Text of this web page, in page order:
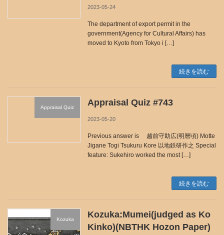
2023-05-24
The department of export permit in the
government(Agency for Cultural Affairs) has
moved to Kyoto from Tokyo i […]
続きを読む
Appraisal Quiz Appraisal Quiz #743
2023-05-20
Previous answer is 越前守助広(明暦頃) Motte
Jigane Togi Tsukuru Kore 以地鉄研作之 Special
feature: Sukehiro worked the most […]
続きを読む
Kozuka
Kozuka:Mumei(judged as Ko
Kinko)(NBTHK Hozon Paper)